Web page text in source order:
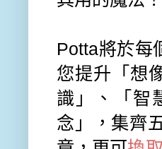
Potta將於每
您提升「想
識」
、「
念」， 集齊